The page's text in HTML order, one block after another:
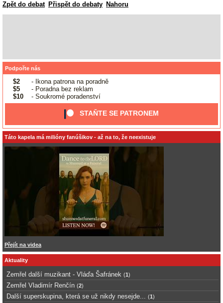
Zpět do debat Přispět do debaty Nahoru
Podpořte nás
$2
- Ikona patrona na poradně
$5
- Poradna bez reklam
$10
- Soukromé poradenství
STAŇTE SE PATRONEM
Táto kapela má milióny fanúšikov - až na to, že neexistuje
Přejít na videa
Aktuality
Zemřel další muzikant - Vláďa Šafránek (1)
Zemřel Vladimír Renčín (2)
Další superskupina, která se už nikdy nesejde... (1)